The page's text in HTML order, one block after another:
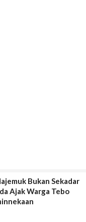
Bukan Sekadar
Ajak Warga Tebo